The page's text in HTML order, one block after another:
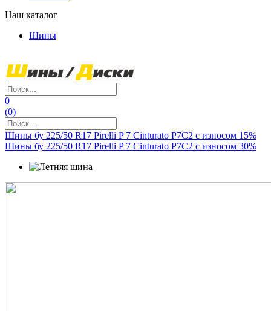
Наш каталог
Шины
0
(0)
Шины бу 225/50 R17 Pirelli P 7 Cinturato P7C2 с износом 15%
Шины бу 225/50 R17 Pirelli P 7 Cinturato P7C2 с износом 30%